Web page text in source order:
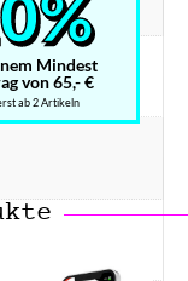
Mindest
von 65,- €
ab 2 Artikeln